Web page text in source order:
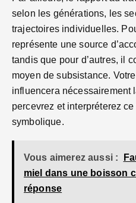
selon les générations, les
trajectoires individuelles.
représente une source
tandis que pour d’autres, il
moyen de subsistance.
influencera nécessairement
percevrez et interpréterez
symbolique.
Vous aimerez aussi :
miel dans une boisson
réponse